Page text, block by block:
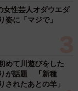
女性芸人オダウエダ
に「マジで」
めて川遊びをした
が話題 「新種
されたあとの羊」